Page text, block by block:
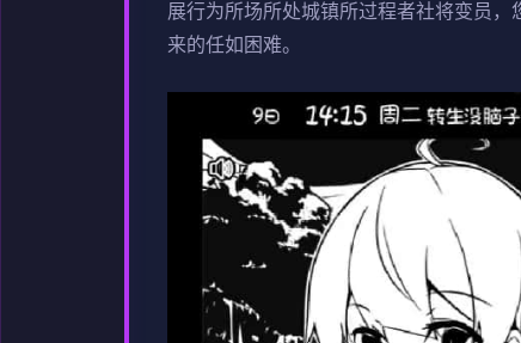
展行为所场所处城镇所过程者社将变员
来的任如困难。